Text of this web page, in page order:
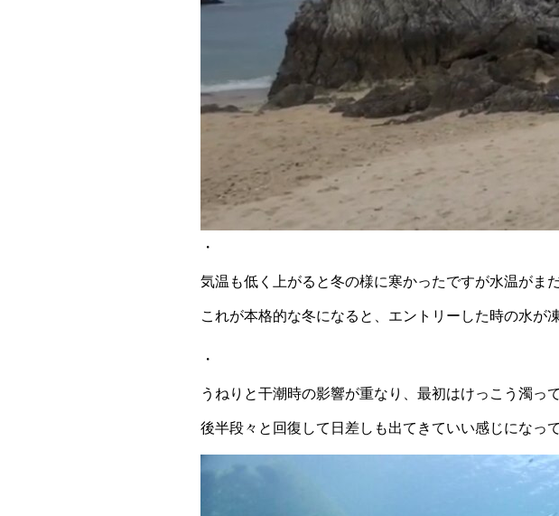
・
気温も低く上がると冬の様に寒かったですが水温がま
これが本格的な冬になると、エントリーした時の水が
・
うねりと干潮時の影響が重なり、最初はけっこう濁っ
後半段々と回復して日差しも出てきていい感じになっ